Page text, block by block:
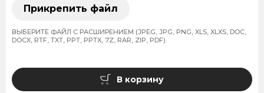
Прикрепить файл
ВЫБЕРИТЕ ФАЙЛ С РАСШИРЕНИЕМ (JPEG, JPG, PNG, XLS, XLXS, DOC,
DOCX, RTF, TXT, PPT, PPTX, 7Z, RAR, ZIP, PDF).
В корзину